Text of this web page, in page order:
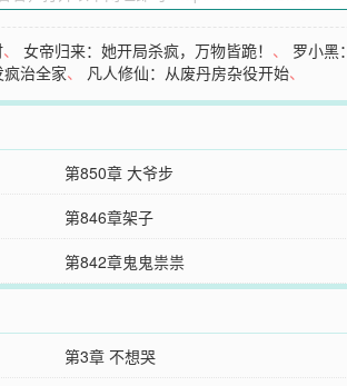
、女帝归来：她开局杀疯，万物皆跪！ 、 罗小黑
治全家、 凡人修仙：从废丹房杂役开始、
第850章 大爷步
第846章架子
第842章鬼鬼祟祟
第3章 不想哭